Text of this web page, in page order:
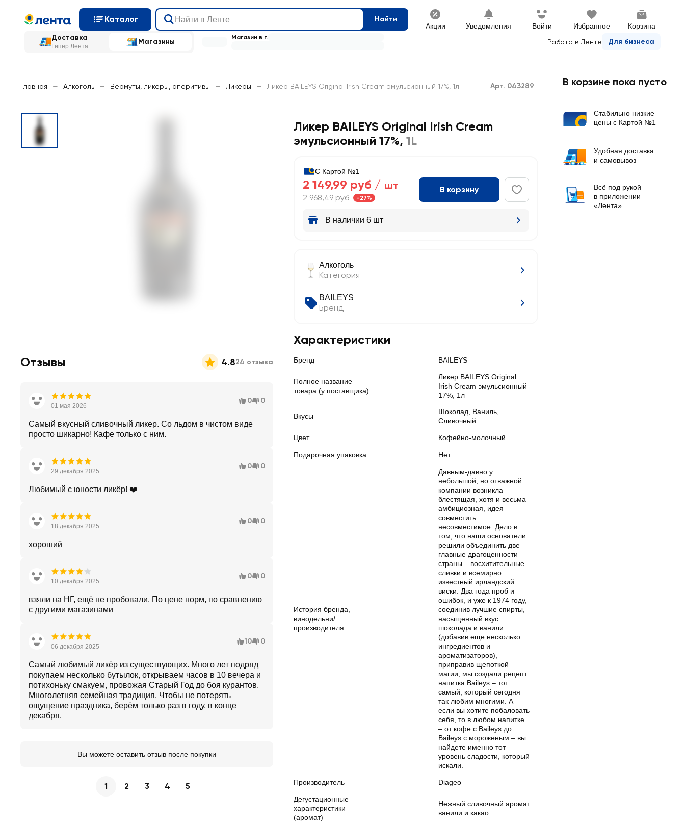
Каталог Найти
Акции Уведомления Войти Избранное Корзина
Доставка
Гипер Лента
Магазины Работа в Ленте Для бизнеса
Магазин в г.
Главная — Алкоголь — Вермуты, ликеры, аперитивы — Ликеры — Ликер BAILEYS Original Irish Cream эмульсионный 17%, 1л Арт. 043289
Ликер BAILEYS Original Irish Cream
эмульсионный 17%, 1L
С Картой №1
2 149,99 руб / шт
2 968,49 руб -27%
В корзину
В наличии 6 шт
Алкоголь
Категория
BAILEYS
Бренд
Характеристики
Бренд BAILEYS
Полное название
товара (у поставщика)
Ликер BAILEYS Original
Irish Cream эмульсионный
17%, 1л
Вкусы
Шоколад, Ваниль,
Сливочный
Цвет Кофейно-молочный
Подарочная упаковка Нет
История бренда,
винодельни/
производителя
Давным-давно у
небольшой, но отважной
компании возникла
блестящая, хотя и весьма
амбициозная, идея –
совместить
несовместимое. Дело в
том, что наши основатели
решили объединить две
главные драгоценности
страны – восхитительные
сливки и всемирно
известный ирландский
виски. Два года проб и
ошибок, и уже к 1974 году,
соединив лучшие спирты,
насыщенный вкус
шоколада и ванили
(добавив еще несколько
ингредиентов и
ароматизаторов),
приправив щепоткой
магии, мы создали рецепт
напитка Baileys – тот
самый, который сегодня
так любим многими. А
если вы хотите побаловать
себя, то в любом напитке
– от кофе с Baileys до
Baileys с мороженым – вы
найдете именно тот
уровень сладости, который
искали.
Производитель Diageo
Дегустационные
характеристики
(аромат)
Нежный сливочный аромат
ванили и какао.
Отзывы 4.824 отзыва
01 мая 2026
0 0
Самый вкусный сливочный ликер. Со льдом в чистом виде
просто шикарно! Кафе только с ним.
29 декабря 2025
0 0
Любимый с юности ликёр! ❤️
18 декабря 2025
0 0
хороший
10 декабря 2025
0 0
взяли на НГ, ещё не пробовали. По цене норм, по сравнению
с другими магазинами
06 декабря 2025
10 0
Самый любимый ликёр из существующих. Много лет подряд
покупаем несколько бутылок, открываем часов в 10 вечера и
потихоньку смакуем, провожая Старый Год до боя курантов.
Многолетняя семейная традиция. Чтобы не потерять
ощущение праздника, берём только раз в году, в конце
декабря.
Вы можете оставить отзыв после покупки
1 2 3 4 5
В корзине пока пусто
Стабильно низкие
цены с Картой №1
Удобная доставка
и самовывоз
Всё под рукой
в приложении
«Лента»